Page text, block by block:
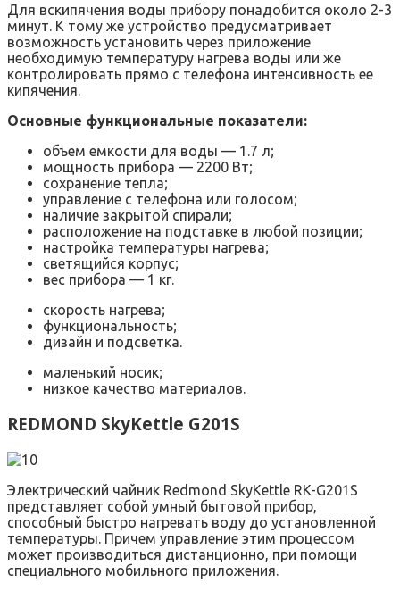
Для вскипячения воды прибору понадобится около 2-3
минут. К тому же устройство предусматривает
возможность установить через приложение
необходимую температуру нагрева воды или же
контролировать прямо с телефона интенсивность ее
кипячения.
Основные функциональные показатели:
объем емкости для воды — 1.7 л;
мощность прибора — 2200 Вт;
сохранение тепла;
управление с телефона или голосом;
наличие закрытой спирали;
расположение на подставке в любой позиции;
настройка температуры нагрева;
светящийся корпус;
вес прибора — 1 кг.
скорость нагрева;
функциональность;
дизайн и подсветка.
маленький носик;
низкое качество материалов.
REDMOND SkyKettle G201S
Электрический чайник Redmond SkyKettle RK-G201S
представляет собой умный бытовой прибор,
способный быстро нагревать воду до установленной
температуры. Причем управление этим процессом
может производиться дистанционно, при помощи
специального мобильного приложения.